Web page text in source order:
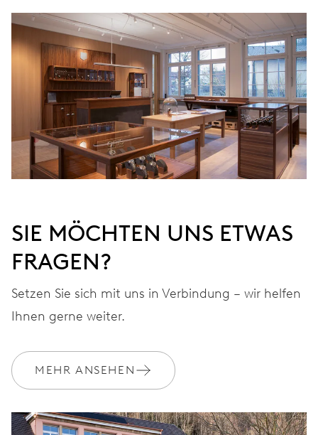
SIE MÖCHTEN UNS ETWAS
FRAGEN?
Setzen Sie sich mit uns in Verbindung – wir helfen
Ihnen gerne weiter.
MEHR ANSEHEN